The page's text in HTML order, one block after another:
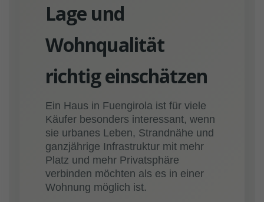
Lage und
Wohnqualität
richtig einschätzen
Ein Haus in Fuengirola ist für viele
Käufer besonders interessant, wenn
sie urbanes Leben, Strandnähe und
ganzjährige Infrastruktur mit mehr
Platz und mehr Privatsphäre
verbinden möchten als es in einer
Wohnung möglich ist.